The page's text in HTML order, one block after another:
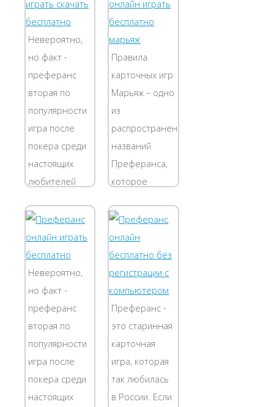
грамотности
математических
расчетов и
точности
стратегических
ходов. Играя
в...
найдет для
себя любимую
игру. В данном
приложении
удобное меню
навигации, так
что...
Невероятно,
но факт -
преферанс
вторая по
популярности
игра после
покера среди
настоящих
любителей
Для вас
разработана и
пользуется
заслуженной
популярностью
платформа
для игры в...
Правила
карточных игр
Марьяж – одно
из
распространенных
названий
Преферанса,
которое
себе
внимание
азартных
посетителей
онлайн
казино.
Марьяжем
называется
пара Дамы (Q)
и Короля...
Невероятно,
но факт -
преферанс
вторая по
популярности
игра после
покера среди
настоящих
Преферанс -
это старинная
карточная
игра, которая
так любилась
в России. Если